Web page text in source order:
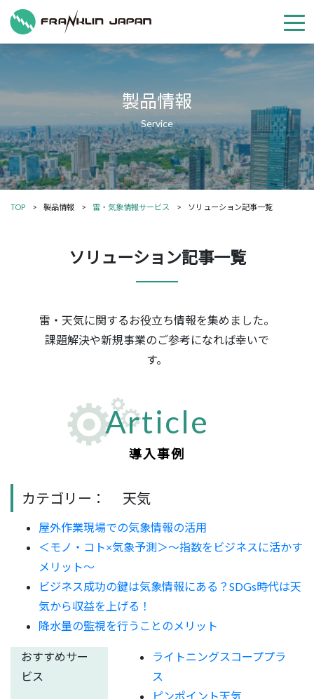
製品情報
TOP 製品情報 雷・気象情報サービス ソリューション記事一覧
ソリューション記事一覧
雷・天気に関するお役立ち情報を集めました。
課題解決や新規事業のご参考になれば幸いで
す。
Article
カテゴリー： 天気
屋外作業現場での気象情報の活用
＜モノ・コト×気象予測＞～指数をビジネスに活かす
メリット～
ビジネス成功の鍵は気象情報にある？SDGs時代は天
気から収益を上げる！
降水量の監視を行うことのメリット
おすすめサー
ビス
ライトニングスコーププラ
ス
ピンポイント天気